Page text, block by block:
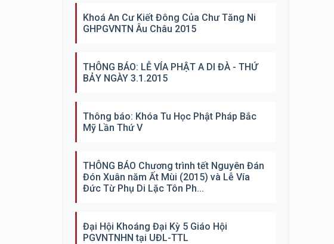
Khoá An Cư Kiết Đông Của Chư Tăng Ni
GHPGVNTN Âu Châu 2015
THÔNG BÁO: LỄ VÍA PHẬT A DI ĐÀ - THỨ
BẢY NGÀY 3.1.2015
Thông báo: Khóa Tu Học Phật Pháp Bắc
Mỹ Lần Thứ V
THÔNG BÁO Chương trình tết Nguyên Đán
Đón Xuân năm Ất Mùi (2015) và Lễ Vía
Đức Từ Phụ Di Lặc Tôn Ph...
Đại Hội Khoáng Đại Kỳ 5 Giáo Hội
PGVNTNHN tại UĐL-TTL